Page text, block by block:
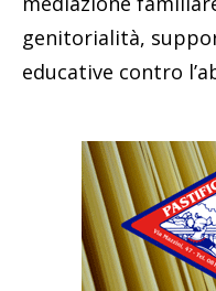
genitorialità,
educative contro